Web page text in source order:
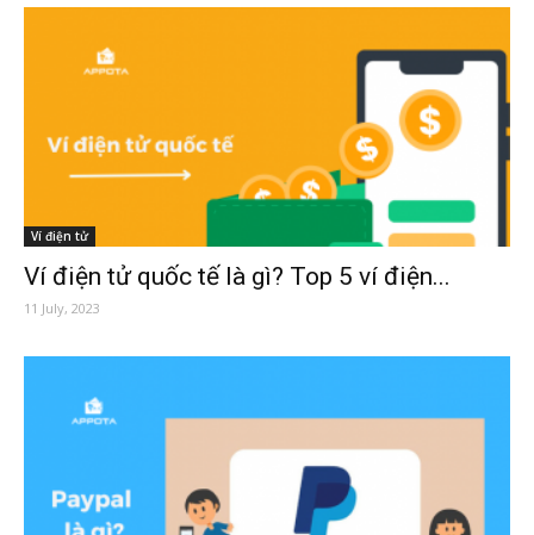
Ví điện tử
Ví điện tử quốc tế là gì? Top 5 ví điện...
11 July, 2023